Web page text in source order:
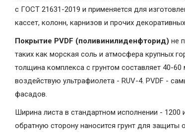
с ГОСТ 21631-2019 и применяется для
кассет, колонн, карнизов и прочих
Покрытие PVDF (поливинилиденфторид) не
таких как морская соль и атмосфера крупных
толщина комплекса с грунтом составляет 40-
воздействую ультрафиолета - RUV-4. PVDF -
фасадов.
Ширина листа в стандартном исполнении -
обратную сторону наносится грунт для защиты